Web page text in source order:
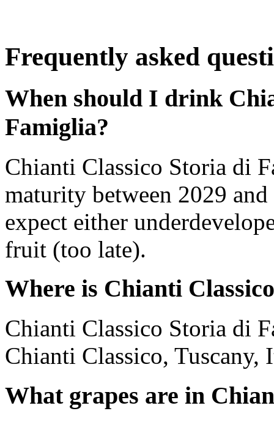
Frequently asked
When should I drink
Famiglia?
Chianti Classico Storia di
maturity between 2029
expect either
fruit (too late).
Where is Chianti
Chianti Classico Storia di
Chianti Classico, Tuscany,
What grapes are in